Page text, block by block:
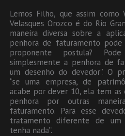
Lemos Filho, que assim como
Velasques Orozco é do Rio
maneira diversa sobre a
penhora de faturamento
proponente postula?
simplesmente a penhora de
um desenho do devedor”. O
“se uma empresa, de
acabe por dever 10, ela tem as
penhora por outras
faturamento. Para esse
tratamento diferente de um
tenha nada”.